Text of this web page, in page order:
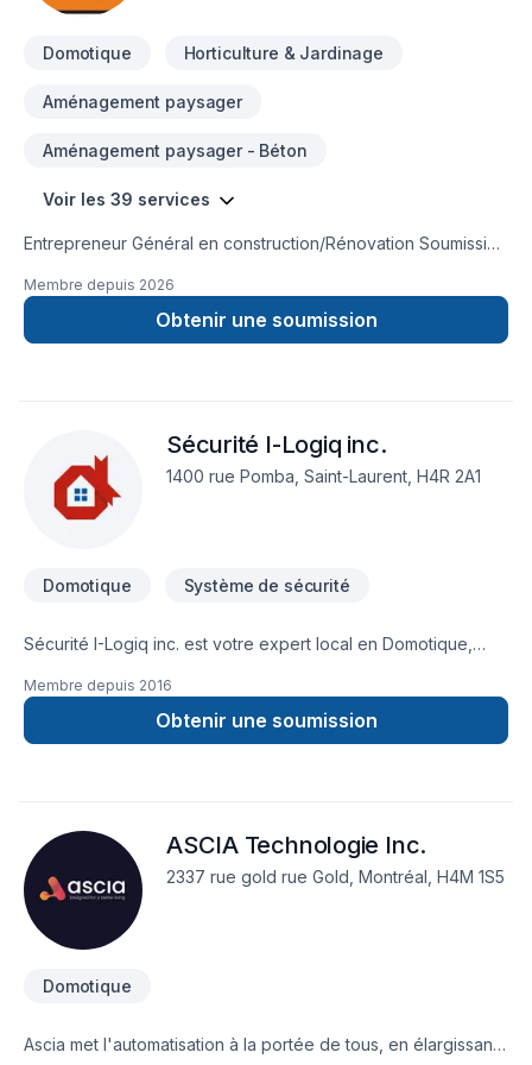
professionnalisme, le respect des normes en vigueur et une
satisfaction du client. Chaque projet est réalisé avec rigueur,
mise en service finale.
Domotique Horticulture & Jardinage
Aménagement paysager
Aménagement paysager - Béton
Voir les 39 services
Entrepreneur Général en construction/Rénovation Soumission
Membre depuis 2026
Obtenir une soumission
Sécurité I-Logiq inc.
1400 rue Pomba, Saint-Laurent, H4R 2A1
Domotique Système de sécurité
Sécurité I-Logiq inc. est votre expert local en Domotique,
Nationale,Centre du Québec,Chaudière-Appalaches,Eastern
combinant expérience, innovation et rigueur. Grâce à notre
satisfaction. Notre engagement est simple : offrir un service
d'exception, centré sur vos besoins et vos aspirations.
Membre depuis 2016
Obtenir une soumission
ASCIA Technologie Inc.
2337 rue gold rue Gold, Montréal, H4M 1S5
Domotique
Ascia met l'automatisation à la portée de tous, en élargissant